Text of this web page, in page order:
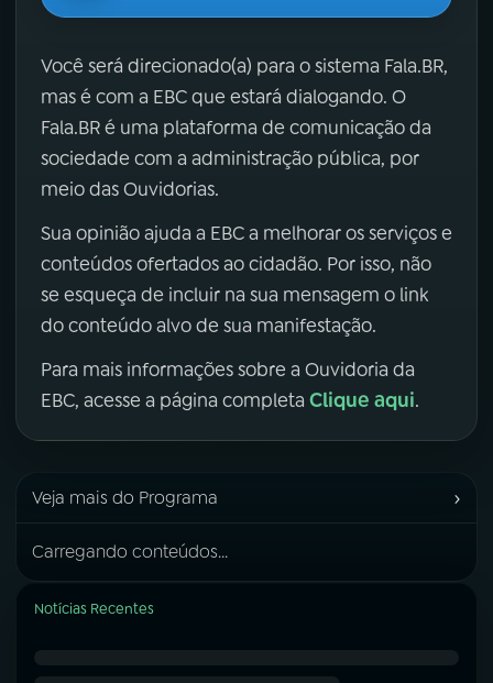
Você será direcionado(a) para o sistema Fala.BR,
mas é com a EBC que estará dialogando. O
Fala.BR é uma plataforma de comunicação da
sociedade com a administração pública, por
meio das Ouvidorias.
Sua opinião ajuda a EBC a melhorar os serviços e
conteúdos ofertados ao cidadão. Por isso, não
se esqueça de incluir na sua mensagem o link
do conteúdo alvo de sua manifestação.
Para mais informações sobre a Ouvidoria da
EBC, acesse a página completa Clique aqui.
Veja mais do Programa ›
Carregando conteúdos...
Notícias Recentes